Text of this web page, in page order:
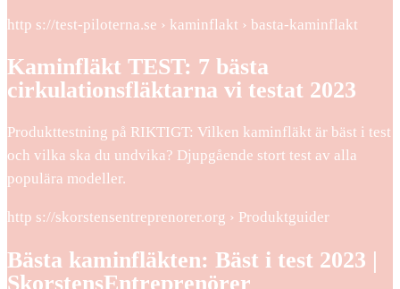
http s://test-piloterna.se › kaminflakt › basta-kaminflakt
Kaminfläkt TEST: 7 bästa
cirkulationsfläktarna vi testat 2023
Produkttestning på RIKTIGT: Vilken kaminfläkt är bäst i test
och vilka ska du undvika? Djupgående stort test av alla
populära modeller.
http s://skorstensentreprenorer.org › Produktguider
Bästa kaminfläkten: Bäst i test 2023 |
SkorstensEntreprenörer